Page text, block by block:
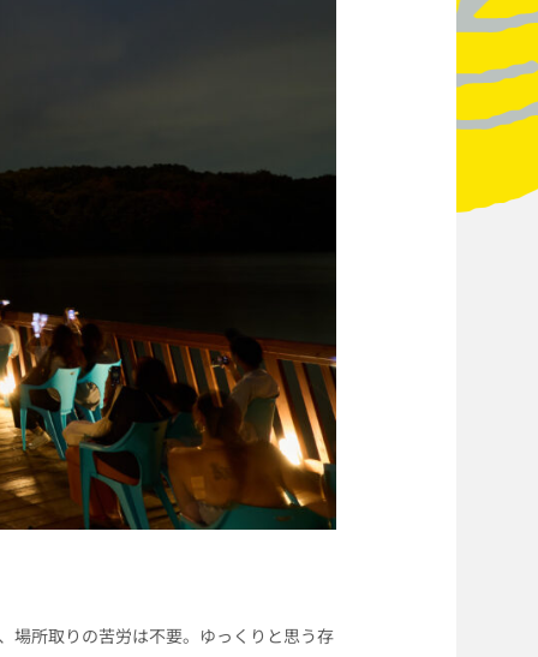
所取りの苦労は不要。ゆっくりと思う存